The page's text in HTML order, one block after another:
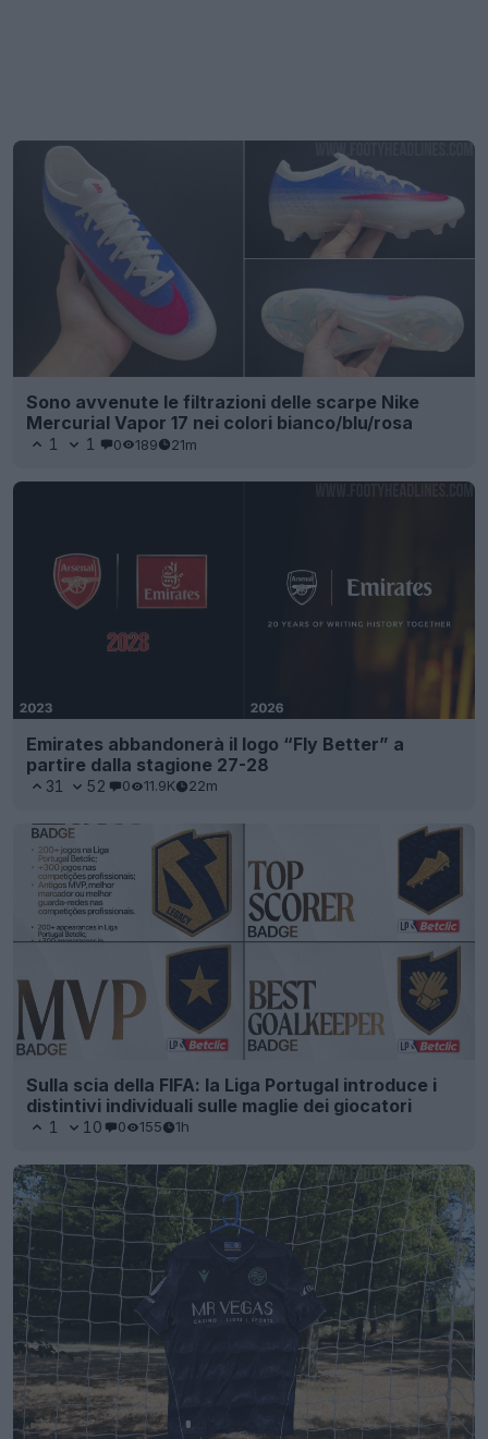
Sono avvenute le filtrazioni delle scarpe Nike
Mercurial Vapor 17 nei colori bianco/blu/rosa
1 1 0 189 21m
Emirates abbandonerà il logo “Fly Better” a
partire dalla stagione 27-28
31 52 0 11.9K 22m
Sulla scia della FIFA: la Liga Portugal introduce i
distintivi individuali sulle maglie dei giocatori
1 10 0 155 1h